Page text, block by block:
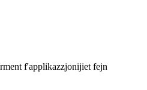
f'applikazzjonijiet fejn